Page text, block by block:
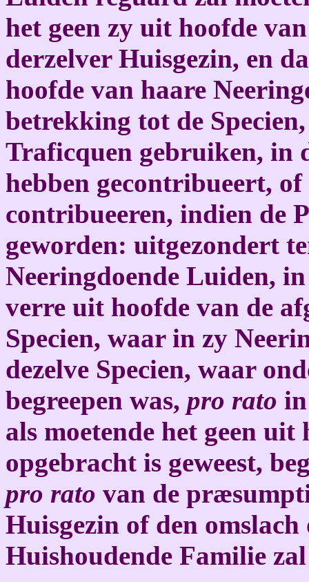
het geen zy uit hoofde
derzelver Huisgezin, en
hoofde van haare
betrekking tot de
Traficquen gebruiken, in
hebben gecontribueert,
contribueeren, indien de
geworden: uitgezondert
Neeringdoende Luiden,
verre uit hoofde van de
Specien, waar in zy
dezelve Specien, waar
begreepen was, pro rato
als moetende het geen
opgebracht is geweest,
pro rato van de
Huisgezin of den
Huishoudende Familie